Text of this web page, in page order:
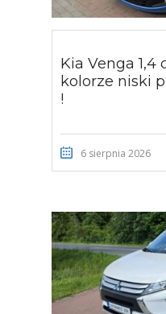
Kia Venga 1,4
kolorze niski
!
6 sierpnia 2026